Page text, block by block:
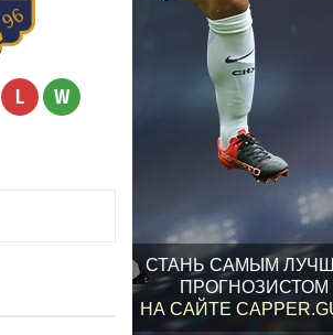
СТАНЬ САМЫМ
ПРОГНОЗИСТОМ
НА САЙТЕ
L W